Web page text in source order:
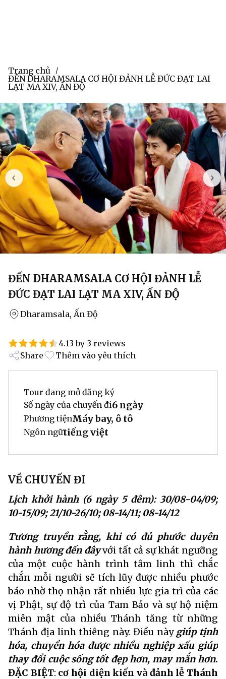
Trang chủ /
ĐẾN DHARAMSALA CƠ HỘI ĐẢNH LỄ ĐỨC ĐẠT LAI
LẠT MA XIV, ẤN ĐỘ
ĐẾN DHARAMSALA CƠ HỘI ĐẢNH LỄ
ĐỨC ĐẠT LAI LẠT MA XIV, ẤN ĐỘ
Dharamsala, Ấn Độ
4.13 by 3 reviews
Share
Thêm vào yêu thích
Tour đang mở đăng ký
Số ngày của chuyến đi6 ngày
Phương tiệnMáy bay, ô tô
Ngôn ngữtiếng việt
VỀ CHUYẾN ĐI
Lịch khởi hành (6 ngày 5 đêm): 30/08-04/09;
10-15/09; 21/10-26/10; 08-14/11; 08-14/12
Tương truyền rằng, khi có đủ phước duyên
hành hương đến đâyvới tất cả sự khát ngưỡng
của một cuộc hành trình tâm linh thì chắc
chắn mỗi người sẽ tích lũy được nhiều phước
báo nhờ thọ nhận rất nhiều lực gia trì của các
vị Phật, sự độ trì của Tam Bảo và sự hộ niệm
miên mật của nhiều Thánh tăng từ những
Thánh địa linh thiêng này. Điều này giúp tịnh
hóa, chuyển hóa được nhiều nghiệp xấu giúp
thay đổi cuộc sống tốt đẹp hơn, may mắn hơn.
ĐẶC BIỆT: cơ hội diện kiến và đảnh lễ Thánh